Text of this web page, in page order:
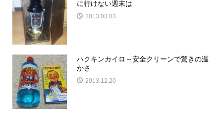
に行けない週末は
2013.03.03
ハクキンカイロ～安全クリーンで驚きの温
かさ
2013.12.20